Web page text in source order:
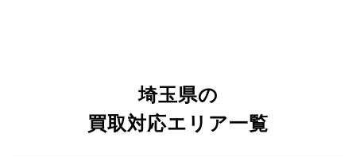
埼玉県の
買取対応エリア一覧